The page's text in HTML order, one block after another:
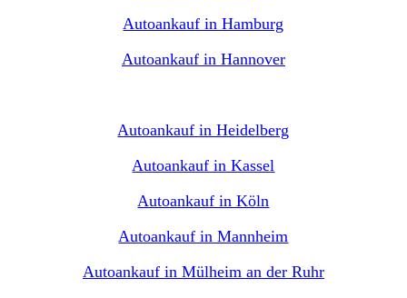
Autoankauf in Hamburg
Autoankauf in Hannover
Autoankauf in Heidelberg
Autoankauf in Kassel
Autoankauf in Köln
Autoankauf in Mannheim
Autoankauf in Mülheim an der Ruhr